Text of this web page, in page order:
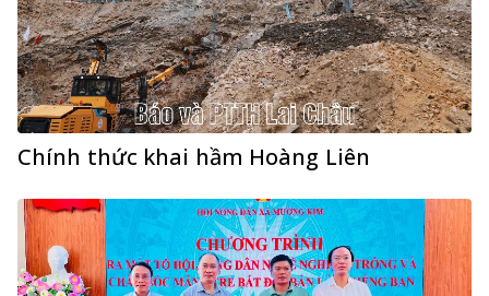
Chính thức khai hầm Hoàng Liên